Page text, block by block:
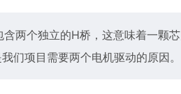
含两个独立的H桥，这意味着一颗
们项目需要两个电机驱动的原因。